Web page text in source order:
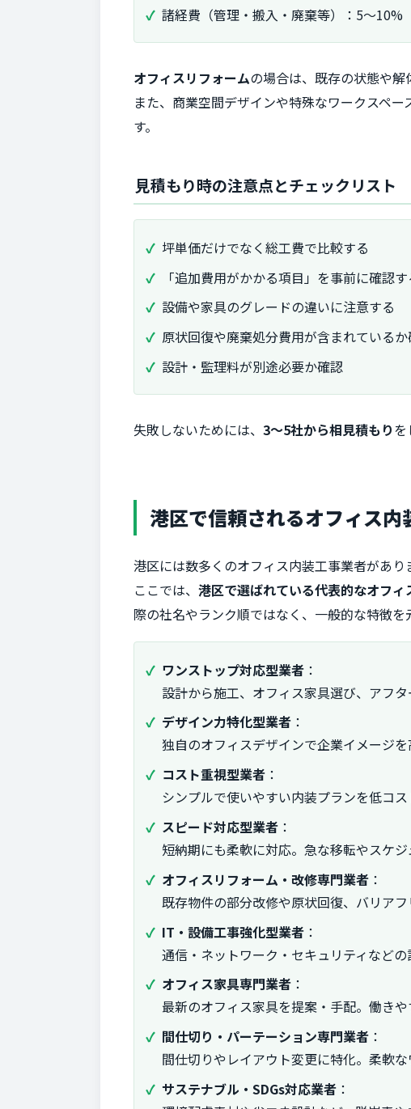
諸経費（管理・搬入・廃棄等）：5〜10%
オフィスリフォームの場合は、既存の状態や解
また、商業空間デザインや特殊なワークスペ
す。
見積もり時の注意点とチェックリスト
坪単価だけでなく総工費で比較する
「追加費用がかかる項目」を事前に確認す
設備や家具のグレードの違いに注意する
原状回復や廃棄処分費用が含まれている
設計・監理料が別途必要か確認
失敗しないためには、 3〜5社から相見積もりを
港区で信頼されるオフィス
港区には数多くのオフィス内装工事業者があり
ここでは、 港区で選ばれている代表的なオフ
際の社名やランク順ではなく、一般的な特徴を
ワンストップ対応型業者 ：
設計から施工、オフィス家具選び、アフ
デザイン力特化型業者 ：
独自のオフィスデザインで企業イメージ
コスト重視型業者 ：
シンプルで使いやすい内装プランを低コ
スピード対応型業者 ：
短納期にも柔軟に対応。急な移転やスケジ
オフィスリフォーム・改修専門業者 ：
既存物件の部分改修や原状回復、バリアフ
IT・設備工事強化型業者 ：
通信・ネットワーク・セキュリティなどの
オフィス家具専門業者 ：
最新のオフィス家具を提案・手配。働きや
間仕切り・パーテーション専門業者 ：
間仕切りやレイアウト変更に特化。柔軟な
サステナブル・SDGs対応業者 ：